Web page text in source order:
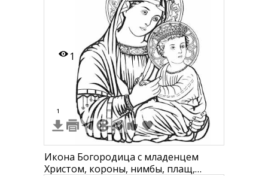
1
1
Икона Богородица с младенцем
Христом, короны, нимбы, плащ,